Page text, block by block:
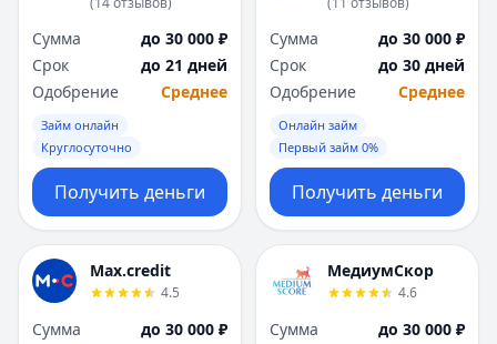
Самара
Санкт-Петербург
Саратов
Севастополь
Сочи
Сургут
Т
Тверь
Тольятти
Томск
Тула
Самара
Санкт-Петербург
Саратов
Севастополь
Сочи
Сургут
Т
Тверь
Тольятти
Томск
Тула
Сумма
до 30 000 ₽
Срок
до 21 дней
Одобрение
Среднее
Займ онлайн
Круглосуточно
Получить деньги
Сумма
до 30 000 ₽
Срок
до 30 дней
Одобрение
Среднее
Онлайн займ
Первый займ 0%
Получить деньги
Max.credit
4.5
Сумма
до 30 000 ₽
МедиумСкор
4.6
Сумма
до 30 000 ₽